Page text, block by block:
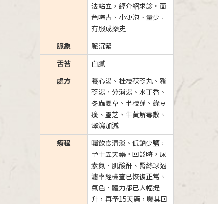
法站立，經介紹求診。面
色晦青、小便泡、量少，
有服成藥史
脈象
脈沉緊
舌苔
白膩
處方
養心湯、桂枝茯苓丸、豬
苓湯、分消湯、水丁香、
冬蟲夏草、半枝蓮、綠豆
癀、靈芝、牛黃解毒散、
澤瀉加減
療程
囑飲食清淡、低鈉少鹽，
予十五天藥。回診時，尿
素氮、肌酸酐、腎絲球過
濾率經檢查已恢復正常、
氣色、體力都已大幅提
升，再予15天藥，囑其回